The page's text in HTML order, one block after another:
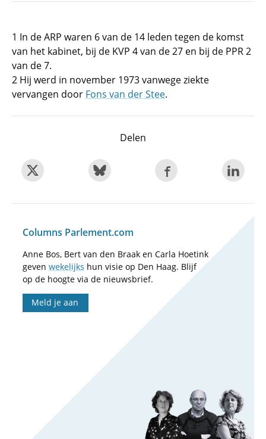
1 In de ARP waren 6 van de 14 leden tegen de komst
van het kabinet, bij de KVP 4 van de 27 en bij de PPR 2
van de 7.
2 Hij werd in november 1973 vanwege ziekte
vervangen door Fons van der Stee.
Delen
Columns Parlement.com
Anne Bos, Bert van den Braak en Carla Hoetink
geven wekelijks hun visie op Den Haag. Blijf
op de hoogte via de nieuwsbrief.
Meld je aan